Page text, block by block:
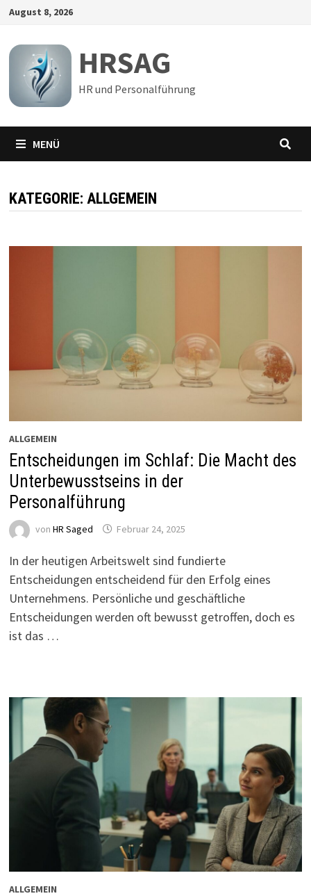
Zum
springen
August 8, 2026
HRSAG
HR und Personalführung
MENÜ
KATEGORIE: ALLGEMEIN
ALLGEMEIN
Entscheidungen im Schlaf: Die Macht des
Unterbewusstseins in der
Personalführung
von HR Saged Februar 24, 2025
In der heutigen Arbeitswelt sind fundierte
Entscheidungen entscheidend für den Erfolg eines
Unternehmens. Persönliche und geschäftliche
Entscheidungen werden oft bewusst getroffen, doch es
ist das …
ALLGEMEIN